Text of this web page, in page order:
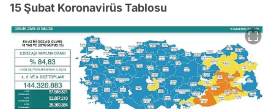
15 Şubat Koronavirüs Tablosu